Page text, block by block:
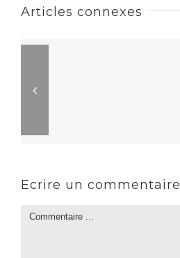
Articles connexes
Ecrire un commentaire